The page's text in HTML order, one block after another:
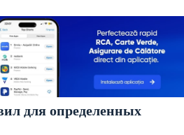
для определенных